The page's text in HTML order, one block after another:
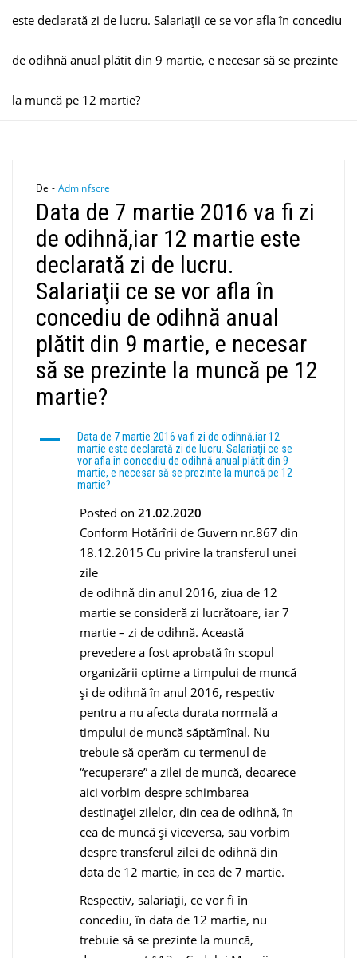
este declarată zi de lucru. Salariaţii ce se vor afla în concediu
de odihnă anual plătit din 9 martie, e necesar să se prezinte
la muncă pe 12 martie?
De - Adminfscre
Data de 7 martie 2016 va fi zi
de odihnă,iar 12 martie este
declarată zi de lucru.
Salariaţii ce se vor afla în
concediu de odihnă anual
plătit din 9 martie, e necesar
să se prezinte la muncă pe 12
martie?
A
Data de 7 martie 2016 va fi zi de odihnă,iar 12
martie este declarată zi de lucru. Salariaţii ce se
vor afla în concediu de odihnă anual plătit din 9
martie, e necesar să se prezinte la muncă pe 12
martie?
Posted on 21.02.2020
Conform Hotărîrii de Guvern nr.867 din
18.12.2015 Cu privire la transferul unei
zile
de odihnă din anul 2016, ziua de 12
martie se consideră zi lucrătoare, iar 7
martie – zi de odihnă. Această
prevedere a fost aprobată în scopul
organizării optime a timpului de muncă
și de odihnă în anul 2016, respectiv
pentru a nu afecta durata normală a
timpului de muncă săptămînal. Nu
trebuie să operăm cu termenul de
“recuperare” a zilei de muncă, deoarece
aici vorbim despre schimbarea
destinaţiei zilelor, din cea de odihnă, în
cea de muncă şi viceversa, sau vorbim
despre transferul zilei de odihnă din
data de 12 martie, în cea de 7 martie.
Respectiv, salariaţii, ce vor fi în
concediu, în data de 12 martie, nu
trebuie să se prezinte la muncă,